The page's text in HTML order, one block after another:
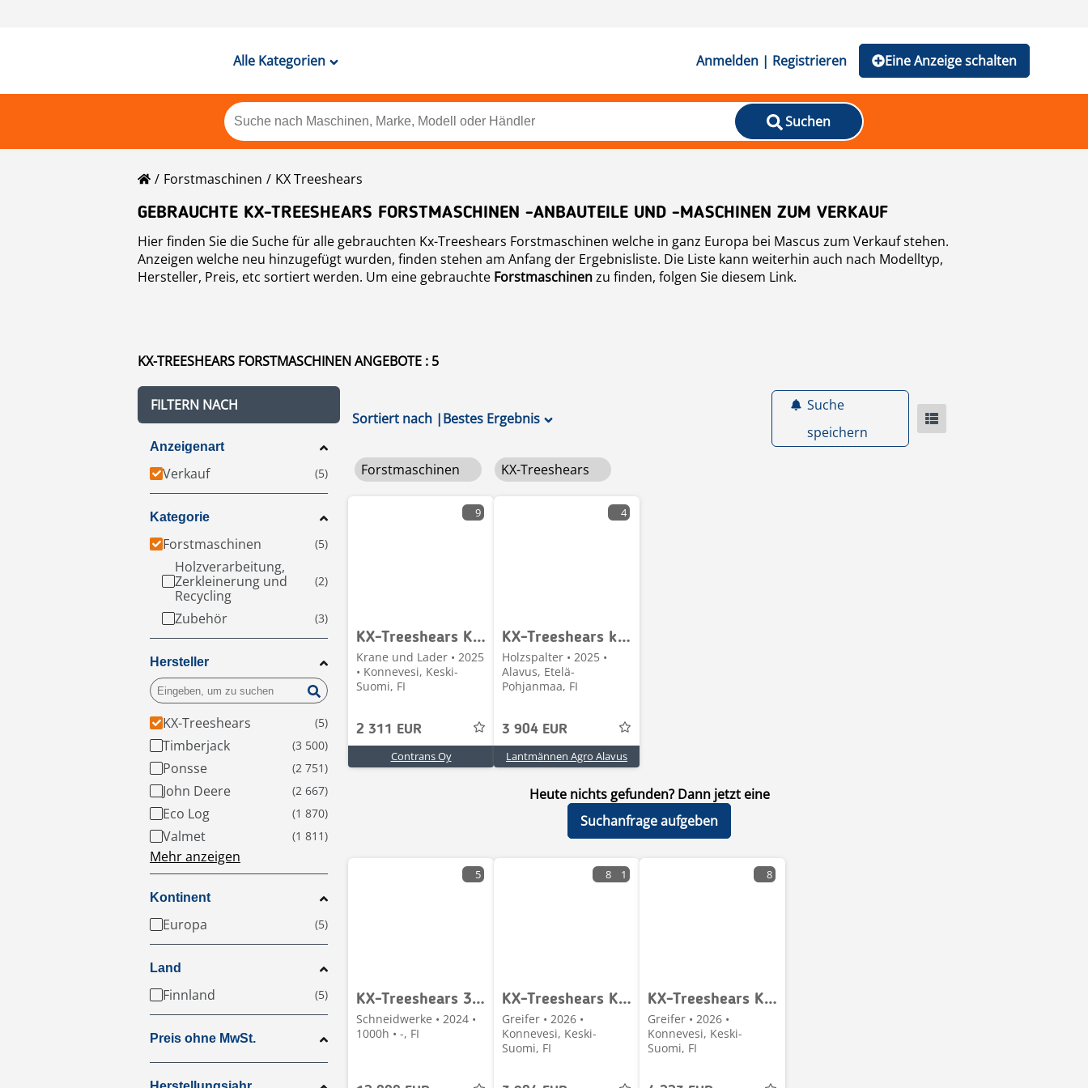
Alle Kategorien Anmelden | Registrieren Eine Anzeige schalten
Suchen
Forstmaschinen
KX Treeshears
GEBRAUCHTE KX-TREESHEARS FORSTMASCHINEN -ANBAUTEILE UND -MASCHINEN ZUM VERKAUF
Hier finden Sie die Suche für alle gebrauchten Kx-Treeshears Forstmaschinen welche in ganz Europa bei Mascus zum Verkauf stehen.
Anzeigen welche neu hinzugefügt wurden, finden stehen am Anfang der Ergebnisliste. Die Liste kann weiterhin auch nach Modelltyp,
Hersteller, Preis, etc sortiert werden. Um eine gebrauchte Forstmaschinenzu finden, folgen Sie diesem Link.
KX-TREESHEARS FORSTMASCHINEN ANGEBOTE : 5
FILTERN NACH
Anzeigenart
Verkauf
Kategorie
Forstmaschinen
Holzverarbeitung,
Zerkleinerung und
Recycling
Zubehör
Hersteller
KX-Treeshears
Timberjack
Ponsse
John Deere
Eco Log
Valmet
Mehr anzeigen
Kontinent
Europa
Land
Finnland
Preis ohne MwSt.
Sortiert nach |Bestes Ergebnis
Suche
speichern
Forstmaschinen KX-Treeshears
9
KX-Treeshears KXS38 yleiskahmari
Krane und Lader • 2025
• Konnevesi, Keski-
Suomi, FI
2 311 EUR
Contrans Oy
4
KX-Treeshears kxk-210 Enrgiapuukoura
Holzspalter • 2025 •
Alavus, Etelä-
Pohjanmaa, FI
3 904 EUR
Lantmännen Agro Alavus
Heute nichts gefunden? Dann jetzt eine
Suchanfrage aufgeben
5
KX-Treeshears 350 Energiapuukoura
Schneidwerke • 2024 •
1000h • -, FI
8 1
KX-Treeshears KXK210 energiapuukoura kuormaajaan
Greifer • 2026 •
Konnevesi, Keski-
Suomi, FI
8
KX-Treeshears KX-280
Greifer • 2026 •
Konnevesi, Keski-
Suomi, FI